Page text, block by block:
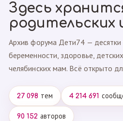
Здесь
родительских
Архив форума Дети74 — десятки
беременности, здоровье,
челябинских мам. Всё открыто
27 098 тем 4 214 691
90 152 авторов